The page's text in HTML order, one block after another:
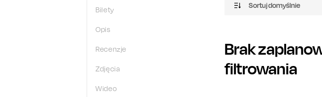
Bilety
Opis
Recenzje
Zdjęcia
Wideo
Sortuj domyślnie
Brak
filtrowania